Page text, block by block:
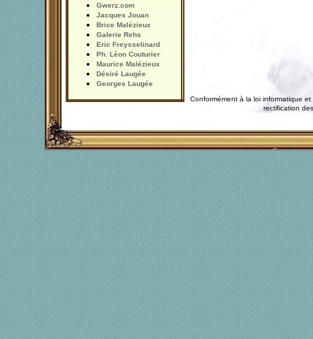
Gwerz.com
Jacques Jouan
Brice Malézieux
Galerie Rehs
Eric Freysselinard
Ph. Léon Couturier
Maurice Malézieux
Désiré Laugée
Georges Laugée
Conformément à la loi informatique
rectification